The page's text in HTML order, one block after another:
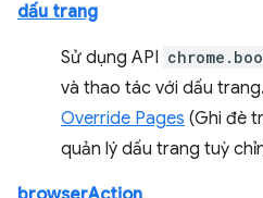
dấu trang
Sử dụng API
và thao tác với dấu
Override Pages (Ghi đè
quản lý dấu trang tuỳ